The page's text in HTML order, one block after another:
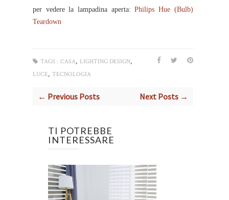
per vedere la lampadina aperta:Philips Hue (Bulb)
Teardown
TAGS : CASA LIGHTING DESIGN
LUCE TECNOLOGIA
← Previous Posts Next Posts →
TI POTREBBE
INTERESSARE